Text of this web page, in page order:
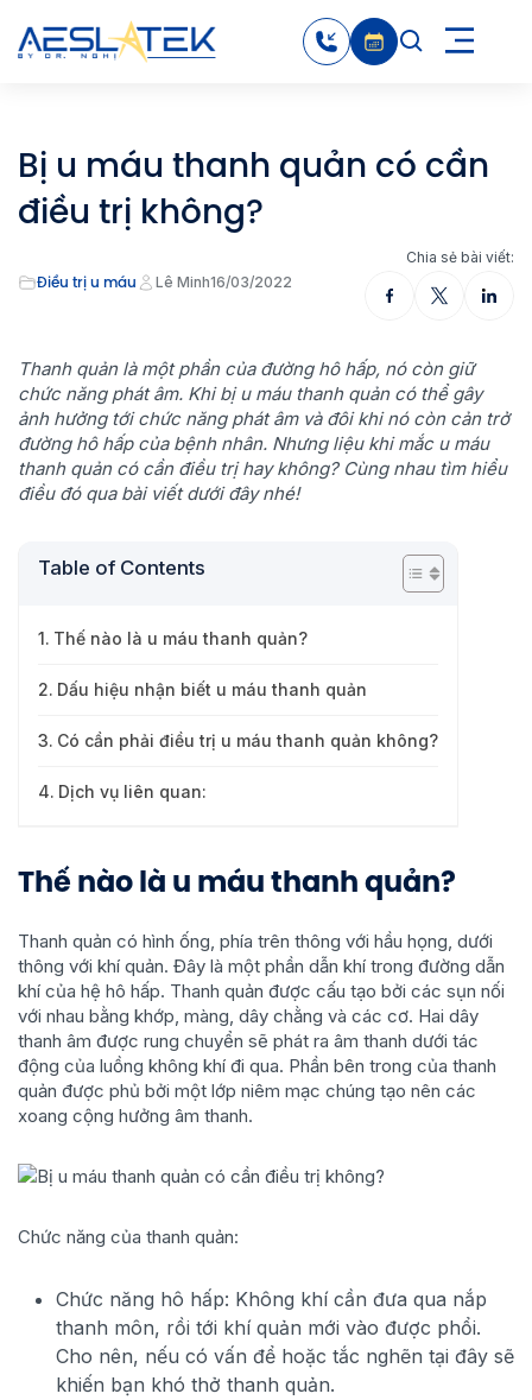
Bị u máu thanh quản có cần
điều trị không?
Điều trị u máu Lê Minh16/03/2022
Chia sẻ bài viết:
Thanh quản là một phần của đường hô hấp, nó còn giữ
chức năng phát âm. Khi bị u máu thanh quản có thể gây
ảnh hưởng tới chức năng phát âm và đôi khi nó còn cản trở
đường hô hấp của bệnh nhân. Nhưng liệu khi mắc u máu
thanh quản có cần điều trị hay không? Cùng nhau tìm hiểu
điều đó qua bài viết dưới đây nhé!
Table of Contents
Thế nào là u máu thanh quản?
Dấu hiệu nhận biết u máu thanh quản
Có cần phải điều trị u máu thanh quản không?
Dịch vụ liên quan:
Thế nào là u máu thanh quản?
Thanh quản có hình ống, phía trên thông với hầu họng, dưới
thông với khí quản. Đây là một phần dẫn khí trong đường dẫn
khí của hệ hô hấp. Thanh quản được cấu tạo bởi các sụn nối
với nhau bằng khớp, màng, dây chằng và các cơ. Hai dây
thanh âm được rung chuyển sẽ phát ra âm thanh dưới tác
động của luồng không khí đi qua. Phần bên trong của thanh
quản được phủ bởi một lớp niêm mạc chúng tạo nên các
xoang cộng hưởng âm thanh.
Chức năng của thanh quản:
Chức năng hô hấp: Không khí cần đưa qua nắp
thanh môn, rồi tới khí quản mới vào được phổi.
Cho nên, nếu có vấn để hoặc tắc nghẽn tại đây sẽ
khiến bạn khó thở thanh quản.